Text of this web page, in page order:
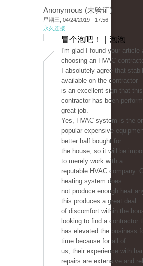
Anonymous (未验证)
星期三, 04/24/2019 - 17:56
永久连接
冒个泡吧！ | 泡泡
I'm glad I found your article
choosing an HVAC
I absolutely agree that
available on the contractor
is an excellent sign that this
contractor has been
great job.
Yes, HVAC system is the
popular expensive
better half bought for
the house, so it will be
to merely work with a
reputable HVAC company.
heating system does
not produce enough heat
this produces a great deal
of discomfort within the
looking to find a contractor
has elevated the business
time because for all of
us, their experience with
repairs are extensive and